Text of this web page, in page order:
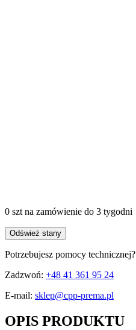
0 sztna zamówienie do 3 tygodni
Odśwież stany
Potrzebujesz pomocy technicznej?
Zadzwoń: +48 41 361 95 24
E-mail: sklep@cpp-prema.pl
OPIS PRODUKTU